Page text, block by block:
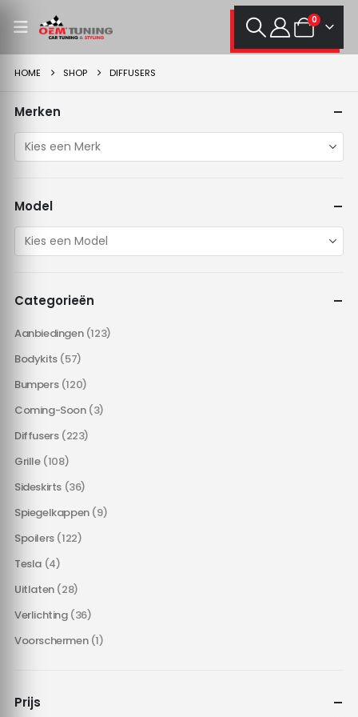
0
HOME SHOP DIFFUSERS
Merken
Model
Categorieën
Aanbiedingen (123)
Bodykits (57)
Bumpers (120)
Coming-Soon (3)
Diffusers (223)
Grille (108)
Sideskirts (36)
Spiegelkappen (9)
Spoilers (122)
Tesla (4)
Uitlaten (28)
Verlichting (36)
Voorschermen (1)
Prijs